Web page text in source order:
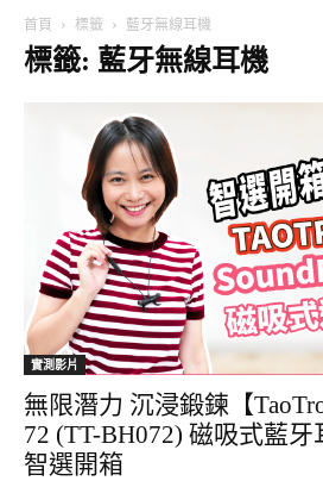
首頁 標籤 藍牙無線耳機
標籤: 藍牙無線耳機
實測影片
無限潛力 沉浸鍛鍊【
72 (TT-BH072) 磁吸式藍牙
智選開箱